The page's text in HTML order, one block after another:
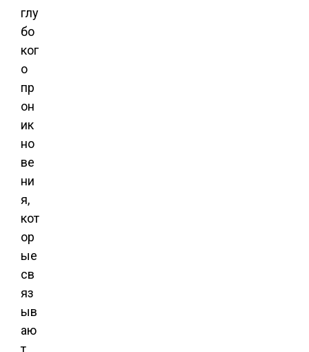
глу
бо
ког
о
пр
он
ик
но
ве
ни
я,
кот
ор
ые
св
яз
ыв
аю
т